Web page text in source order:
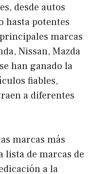
desde autos
hasta potentes
marcas
Nissan, Mazda
han ganado la
fiables,
a diferentes
marcas más
lista de marcas de
a la